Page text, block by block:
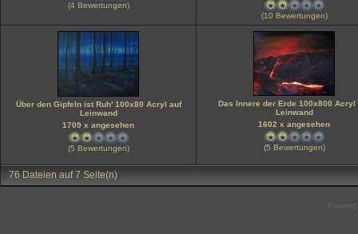
(4 Bewertungen)
(10 Bewertungen)
Über den Gipfeln ist Ruh' 100x80 Acryl auf
Leinwand
1709 x angesehen
(5 Bewertungen)
Das Innere der Erde 100x800 Acryl
Leinwand
1602 x angesehen
(5 Bewertungen)
76 Dateien auf 7 Seite(n)